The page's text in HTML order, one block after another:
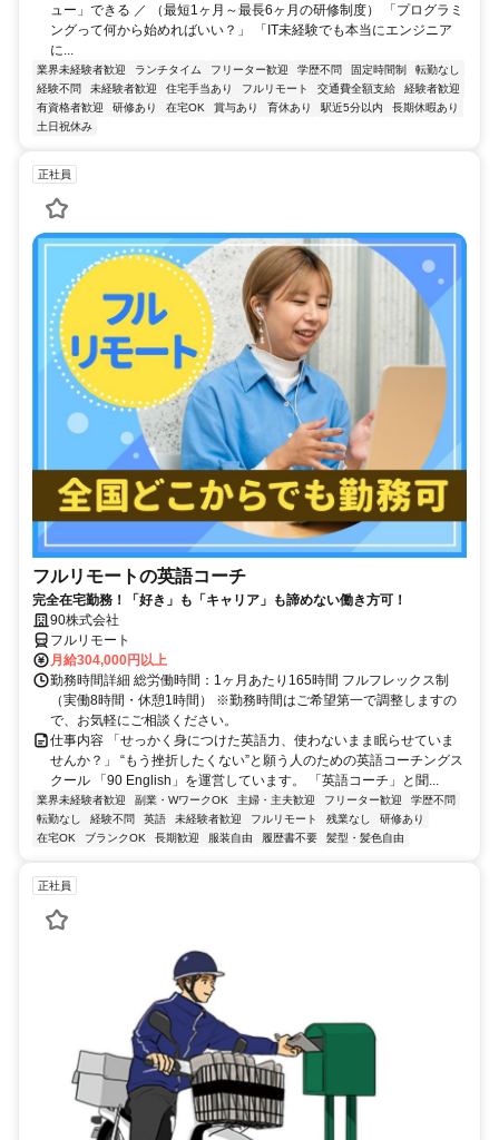
ュー」できる ／ （最短1ヶ月～最長6ヶ月の研修制度） 「プログラミ
ングって何から始めればいい？」 「IT未経験でも本当にエンジニア
に...
業界未経験者歓迎 ランチタイム フリーター歓迎 学歴不問 固定時間制
転勤なし
経験不問
未経験者歓迎 住宅手当あり フルリモート 交通費全額支給
経験者歓迎
有資格者歓迎
研修あり 在宅OK 賞与あり 育休あり 駅近5分以内
長期休暇あり
土日祝休み
正社員
フルリモートの英語コーチ
完全在宅勤務！「好き」も「キャリア」も諦めない働き方可！
90株式会社
フルリモート
月給304,000円以上
勤務時間詳細 総労働時間：1ヶ月あたり165時間 フルフレックス制
（実働8時間・休憩1時間） ※勤務時間はご希望第一で調整しますの
で、お気軽にご相談ください。
仕事内容 「せっかく身につけた英語力、使わないまま眠らせていま
せんか？」 “もう挫折したくない”と願う人のための英語コーチングス
クール 「90 English」を運営しています。 「英語コーチ」と聞...
業界未経験者歓迎 副業・WワークOK 主婦・主夫歓迎 フリーター歓迎
学歴不問
転勤なし
経験不問 英語 未経験者歓迎 フルリモート 残業なし
研修あり
在宅OK
ブランクOK 長期歓迎 服装自由 履歴書不要 髪型・髪色自由
正社員